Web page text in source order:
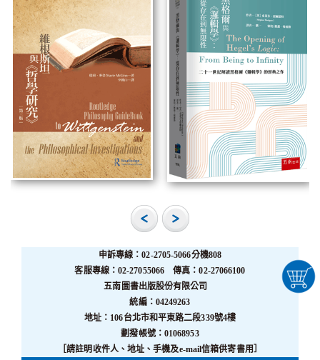
申訴專線：02-2705-5066分機808
客服專線：02-27055066 傳真：02-27066100
五南圖書出版股份有限公司
統編：04249263
地址：106台北市和平東路二段339號4樓
劃撥帳號：01068953
［請註明收件人、地址、手機及e-mail信箱供寄書用］